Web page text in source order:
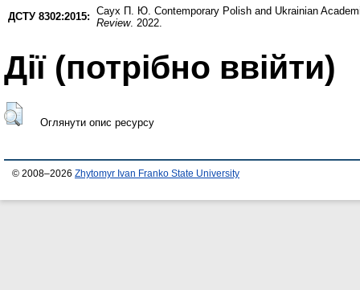
ДСТУ 8302:2015: Саух П. Ю. Contemporary Polish and Ukrainian
Review. 2022.
Дії ​​(потрібно ввійти)
Оглянути опис ресурсу
© 2008–2026 Zhytomyr Ivan Franko State University